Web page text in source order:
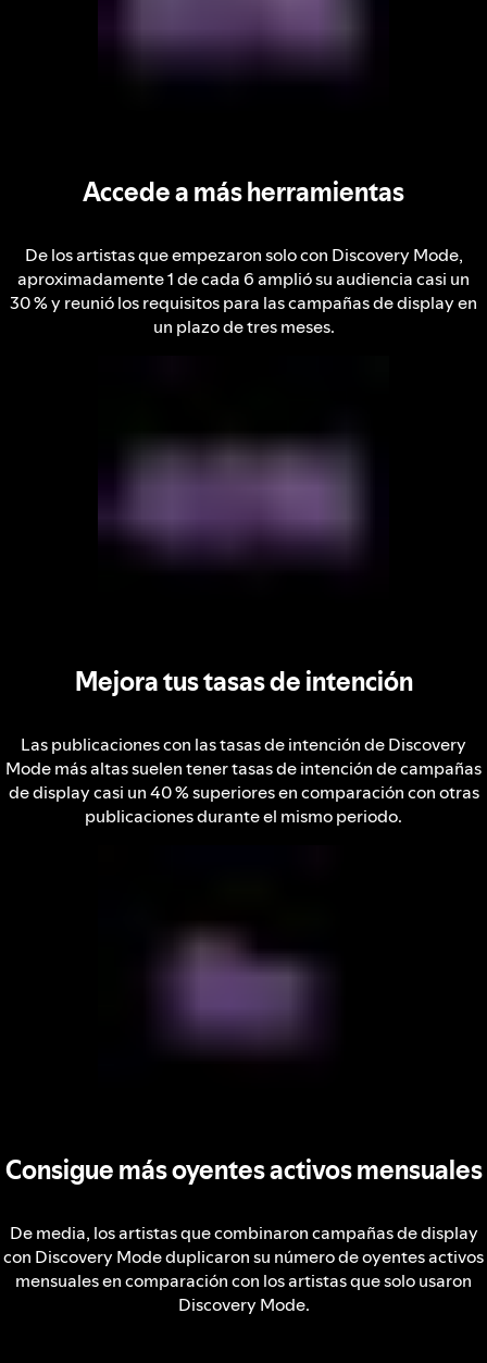
Accede a más herramientas
De los artistas que empezaron solo con Discovery Mode,
aproximadamente 1 de cada 6 amplió su audiencia casi un
30 % y reunió los requisitos para las campañas de display en
un plazo de tres meses.
Mejora tus tasas de intención
Las publicaciones con las tasas de intención de Discovery
Mode más altas suelen tener tasas de intención de campañas
de display casi un 40 % superiores en comparación con otras
publicaciones durante el mismo periodo.
Consigue más oyentes activos mensuales
De media, los artistas que combinaron campañas de display
con Discovery Mode duplicaron su número de oyentes activos
mensuales en comparación con los artistas que solo usaron
Discovery Mode.